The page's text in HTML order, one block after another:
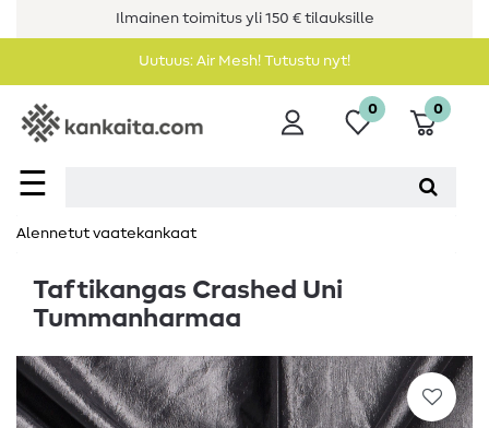
Ilmainen toimitus yli 150 € tilauksille
Uutuus: Air Mesh! Tutustu nyt!
☰
0 0
Alennetut vaatekankaat
Taftikangas Crashed Uni
Tummanharmaa